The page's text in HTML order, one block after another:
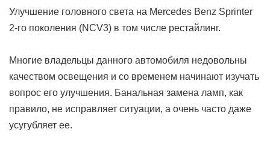
Улучшение головного света на Mercedes Benz Sprinter
2-го поколения (NCV3) в том числе рестайлинг.
Многие владельцы данного автомобиля недовольны
качеством освещения и со временем начинают изучать
вопрос его улучшения. Банальная замена ламп, как
правило, не исправляет ситуации, а очень часто даже
усугубляет ее.